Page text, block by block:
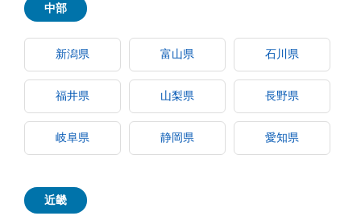
中部
新潟県 富山県 石川県
福井県 山梨県 長野県
岐阜県 静岡県 愛知県
近畿